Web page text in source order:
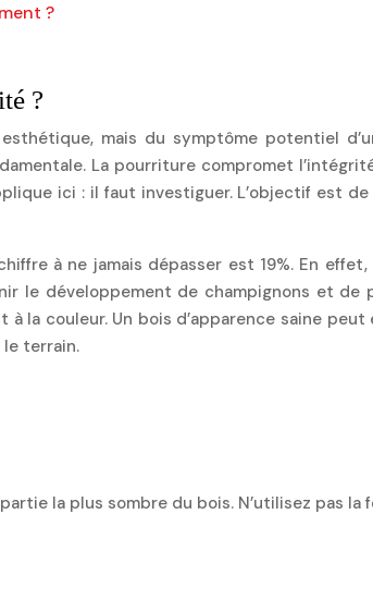
?
?
mais du symptôme potentiel
La pourriture compromet
ici : il faut investiguer. L’objectif est
à ne jamais dépasser est 19%. En effet,
le développement de champignons et de
la couleur. Un bois d’apparence saine
terrain.
la plus sombre du bois. N’utilisez pas la